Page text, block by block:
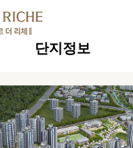
메뉴 건너뛰기
단지정보